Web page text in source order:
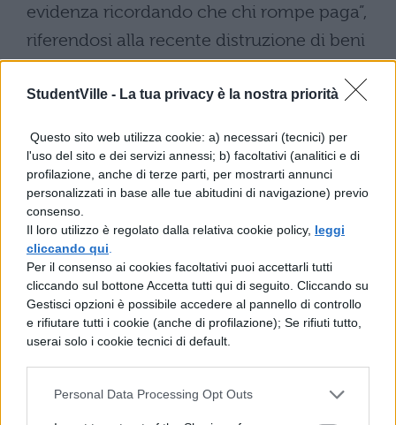
StudentVille - La tua privacy è la nostra priorità
Questo sito web utilizza cookie: a) necessari (tecnici) per
l'uso del sito e dei servizi annessi; b) facoltativi (analitici e di
profilazione, anche di terze parti, per mostrarti annunci
personalizzati in base alle tue abitudini di navigazione) previo
consenso.
Il loro utilizzo è regolato dalla relativa cookie policy, leggi
cliccando qui
Per il consenso ai cookies facoltativi puoi accettarli tutti
cliccando sul bottone Accetta tutti qui di seguito. Cliccando su
Gestisci opzioni è possibile accedere al pannello di controllo
e rifiutare tutti i cookie (anche di profilazione); Se rifiuti tutto,
userai solo i cookie tecnici di default.
Personal Data Processing Opt Outs
evidenza ricordando che chi rompe paga”,
riferendosi alla recente distruzione di beni
scolastici e agli incendi dolosi nei licei
romani occupati.
Per contrastare le aggressioni sono state
introdottenuove sanzioni pecuniarie,
come previsto dalla legge n. 150 pubblicata
sulla Gazzetta Ufficiale del 16 ottobre
scorso. Le multe variano da 500 a 10.000
euro per chi aggredisce personale
scolastico, con l’obbligo di risarcimento e di
un ulteriore pagamento a titolo di
dell’istituzione scolastica colpita.